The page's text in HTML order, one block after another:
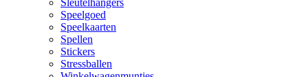
Sleutelhangers
Speelgoed
Speelkaarten
Spellen
Stickers
Stressballen